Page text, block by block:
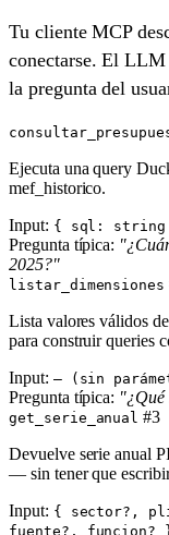
Tu cliente MCP
conectarse. El LLM
la pregunta del
Ejecuta una query
mef_historico.
Input: { sql:
Pregunta típica:
2025?"
listar_dimensiones
Lista valores válidos
para construir queries
Input: — (sin
Pregunta típica: "¿Qué
get_serie_anual #3
Devuelve serie anual
— sin tener que
Input: { sector?,
fuente?, funcion?